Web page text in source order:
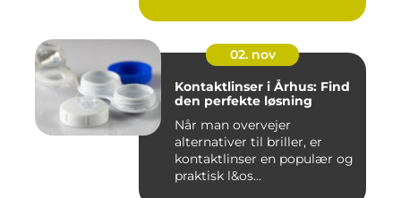
02. nov
Kontaktlinser i Århus: Find
den perfekte løsning
Når man overvejer
alternativer til briller, er
kontaktlinser en populær og
praktisk l&os...